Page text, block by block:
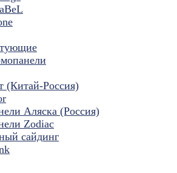
(Китай-Россия)
Аляска (Россия)
Zodiac
сайдинг